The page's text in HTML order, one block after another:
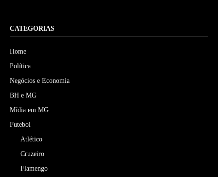
CATEGORIAS
Home
Política
Negócios e Economia
BH e MG
Mídia em MG
Futebol
Atlético
Cruzeiro
Flamengo